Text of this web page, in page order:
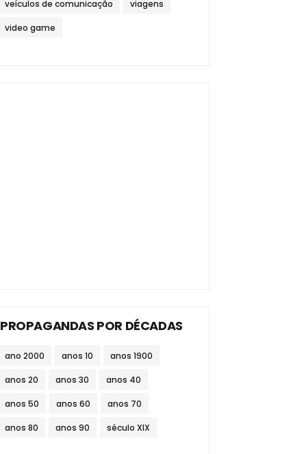
veículos de comunicação viagens
video game
PROPAGANDAS POR DÉCADAS
ano 2000 anos 10 anos 1900
anos 20 anos 30 anos 40
anos 50 anos 60 anos 70
anos 80 anos 90 século XIX